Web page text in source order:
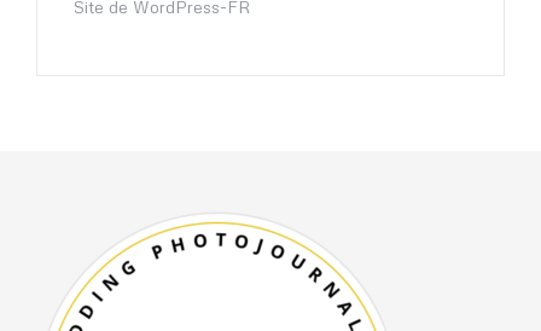
Site de WordPress-FR